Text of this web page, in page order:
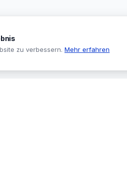
zu verbessern. Mehr erfahren